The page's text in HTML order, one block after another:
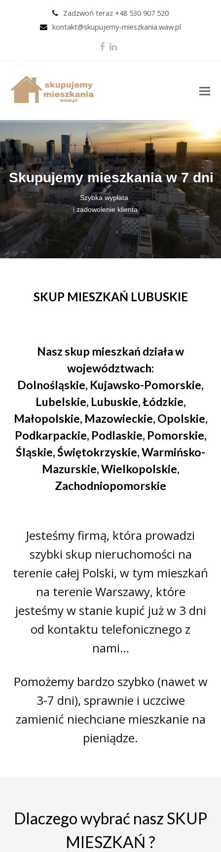
Zadzwoń teraz +48 530 907 520
kontakt@skupujemy-mieszkania.waw.pl
Facebook
LinkedIn
Skupujemy mieszkania w 7 dni
Szybka wypłata
i zadowolenie klienta
SKUP MIESZKAŃ LUBUSKIE
Naszskup mieszkań działa w
województwach:
Dolnośląskie, Kujawsko-Pomorskie,
Lubelskie, Lubuskie,Łódzkie,
Małopolskie, Mazowieckie, Opolskie,
Podkarpackie, Podlaskie, Pomorskie,
Śląskie,Świętokrzyskie,Warmińsko-
Mazurskie,Wielkopolskie,
Zachodniopomorskie
Jesteśmy firmą, która prowadzi
szybki skup nieruchomości na
terenie całej Polski, w tym mieszkań
na terenie Warszawy, które
jesteśmy w stanie kupić już w 3 dni
od kontaktu telefonicznego z
nami…
Pomożemy bardzo szybko (nawet w
3-7 dni), sprawnie i uczciwe
zamienić niechciane mieszkanie na
pieniądze.
Dlaczego wybrać nasz SKUP
MIESZKAŃ ?